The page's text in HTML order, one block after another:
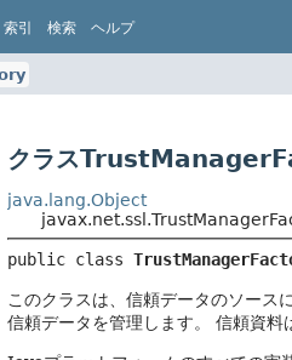
索引 検索 ヘルプ
クラス
java.lang.Object
public class
このクラスは、信頼データのソース
信頼データを管理します。
信頼資料